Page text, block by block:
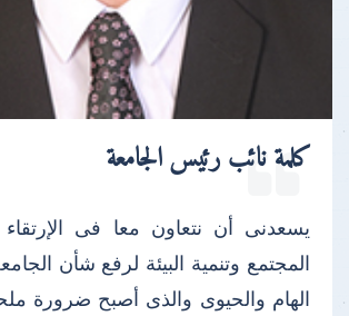
كلمة نائب رئيس الجامعة
يسعدنى أن نتعاون معا فى
المجتمع وتنمية البيئة لرفع شأن
الهام والحيوى والذى أصبح ضرورة